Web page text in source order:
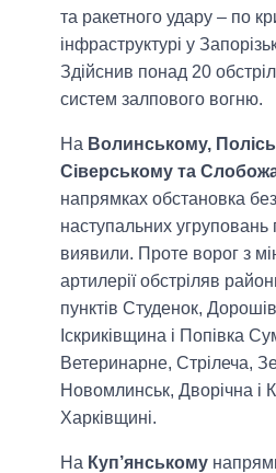
та ракетного удару – по
інфраструктурі у
Здійснив понад 20
систем залпового вогню.
На Волинському,
Сіверському та
напрямках обстановка
наступальних угруповань
виявили. Проте ворог з
артилерії обстріляв
пунктів Студенок,
Іскриківщина і Попівка
Ветеринарне, Стрілеча,
Новомлинськ, Дворічна і
Харківщині.
На Куп’янському